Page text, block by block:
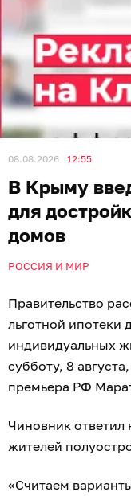
08.08.2026 12:55
В Крыму
для
домов
РОССИЯ И МИР
Правительство
льготной ипотеки
индивидуальных
субботу, 8
премьера РФ
Чиновник
жителей
«Считаем